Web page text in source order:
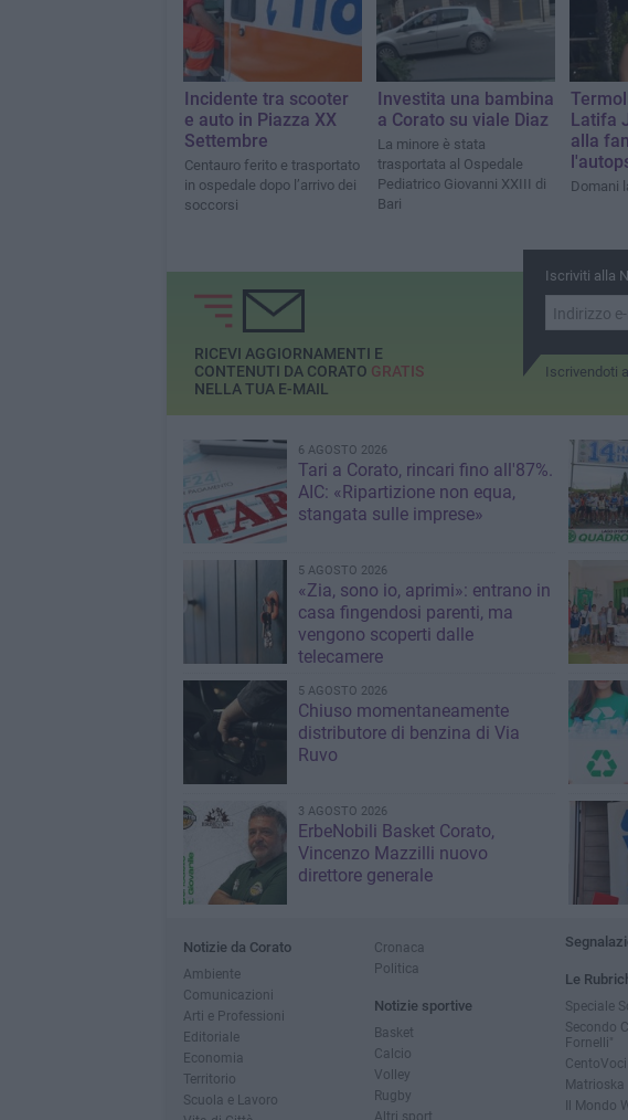
Incidente tra scooter
e auto in Piazza XX
Settembre
Centauro ferito e trasportato
in ospedale dopo l’arrivo dei
soccorsi
Investita una bambina
a Corato su viale Diaz
La minore è stata
trasportata al Ospedale
Pediatrico Giovanni XXIII di
Bari
Latifa
alla
Domani
Iscriviti alla
Iscrivendoti
RICEVI AGGIORNAMENTI E
CONTENUTI DA CORATO GRATIS
NELLA TUA E-MAIL
6 AGOSTO 2026
Tari a Corato, rincari fino all'87%.
AIC: «Ripartizione non equa,
stangata sulle imprese»
5 AGOSTO 2026
«Zia, sono io, aprimi»: entrano in
casa fingendosi parenti, ma
vengono scoperti dalle
telecamere
5 AGOSTO 2026
Chiuso momentaneamente
distributore di benzina di Via
Ruvo
3 AGOSTO 2026
ErbeNobili Basket Corato,
Vincenzo Mazzilli nuovo
direttore generale
Notizie da Corato
Ambiente
Comunicazioni
Arti e Professioni
Editoriale
Economia
Territorio
Scuola e Lavoro
Cronaca
Politica
Notizie sportive
Basket
Calcio
Volley
Rugby
Altri sport
Le
Speciale
Secondo
Fornelli"
CentoVoci
Matrioska
Il Mondo